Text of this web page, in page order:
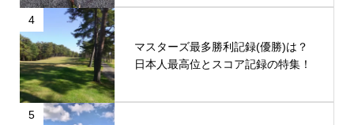
4
マスターズ最多勝利記録(優勝)は？
日本人最高位とスコア記録の特集！
5